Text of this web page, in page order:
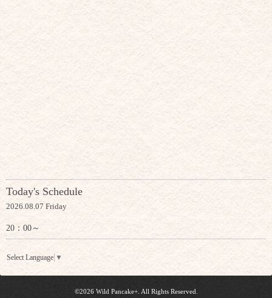
Today's Schedule
2026.08.07 Friday
20：00～
Select Language ▼
©2026 Wild Pancake+. All Rights Reserved.